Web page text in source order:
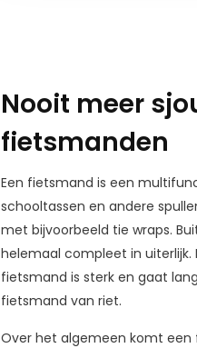
Nooit meer
fietsmanden
Een fietsmand is een
schooltassen en andere
met bijvoorbeeld tie wraps.
helemaal compleet in
fietsmand is sterk en gaat
fietsmand van riet.
Over het algemeen komt een